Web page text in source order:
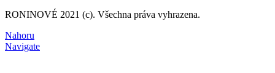
RONINOVÉ 2021 (c). Všechna práva vyhrazena.
Nahoru
Navigate